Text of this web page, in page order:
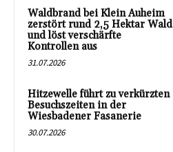
Waldbrand bei Klein Auheim
zerstört rund 2,5 Hektar Wald
und löst verschärfte
Kontrollen aus
31.07.2026
Hitzewelle führt zu verkürzten
Besuchszeiten in der
Wiesbadener Fasanerie
30.07.2026